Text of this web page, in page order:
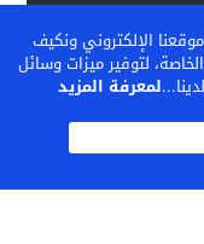
المواهب… والمغرب
خريطة الكرة
الإلكتروني ونكيف
لتوفير ميزات وسائل
لمعرفة المزيد